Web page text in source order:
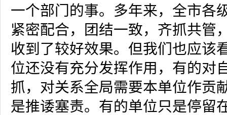
一个部门的事。多年来，全市各
紧密配合，团结一致，齐抓共管
收到了较好效果。但我们也应该
位还没有充分发挥作用，有的对
抓，对关系全局需要本单位作贡
是推诿塞责。有的单位只是停留